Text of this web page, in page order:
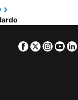
Facebook
Twitter